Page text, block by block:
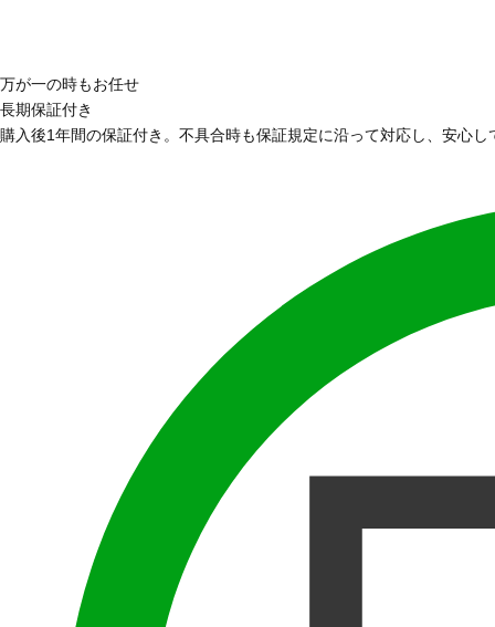
万が一の時もお任せ
長期保証付き
購入後1年間の保証付き。不具合時も保証規定に沿って対応し、安心